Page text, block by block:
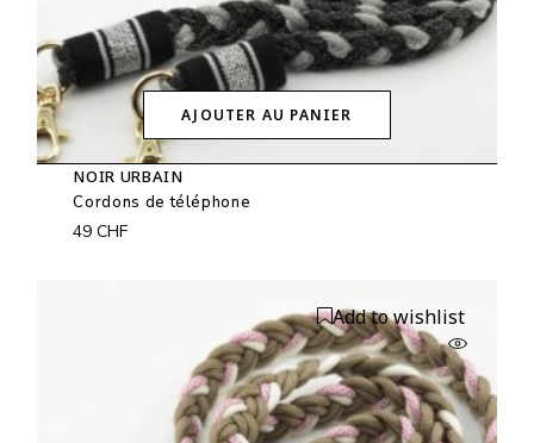
AJOUTER AU PANIER
NOIR URBAIN
Cordons de téléphone
49CHF
Add to wishlist